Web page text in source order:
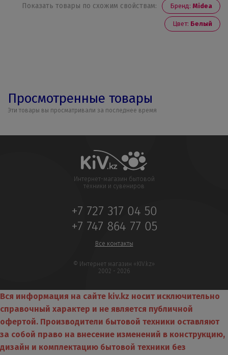
Показать товары по схожим свойствам: Бренд: Midea
Цвет: Белый
Просмотренные товары
Эти товары вы просматривали за последнее время
Интернет-магазин бытовой
техники и сувениров
+7 727 317 04 50
+7 747 864 77 05
Все контакты
© Интернет магазин «KIV.kz»
2002 - 2026
Вся информация на сайте kiv.kz носит исключительно
справочный характер и не является публичной
офертой. Производители бытовой техники оставляют
за собой право на внесение изменений в конструкцию,
дизайн и комплектацию бытовой техники без